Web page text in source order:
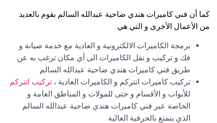
كما أن فني كاميرات هندي ضاحية عبدالله السالم بقوم بالعديد
من الأعمال الأخرى و التي هي :
برمجة الكاميرات الالكترونية و العادية مع خدمة صيانة و
فك و تركيب و نقل الكاميرات الى أي مكان ترغب به عن
طريق فني كاميرات هندي ضاحية عبدالله السالم .
تركيب كاميرات انتركم و الكاميرات العادية ، تركيب انتركم
للأبواب و الأقسام و حتى للمولات و المناطق العامة و
الخاصة عبر فني كاميرات هندي ضاحية عبدالله السالم
الذي يتمتع بالحرفية العالية .